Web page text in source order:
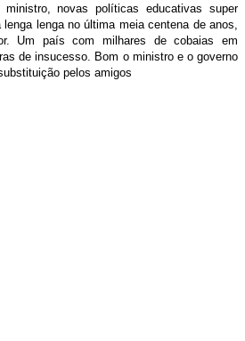
ministro, novas políticas educativas super
lenga no última meia centena de anos,
Um país com milhares de cobaias em
de insucesso. Bom o ministro e o governo
pelos amigos